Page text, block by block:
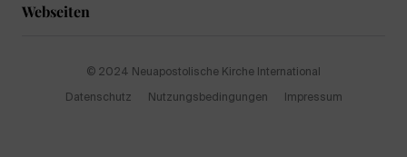
Webseiten
© 2024 Neuapostolische Kirche International
Datenschutz Nutzungsbedingungen Impressum